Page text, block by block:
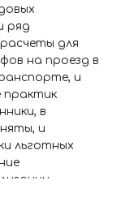
ряд
для
на проезд в
и
практик
в
и
льготных